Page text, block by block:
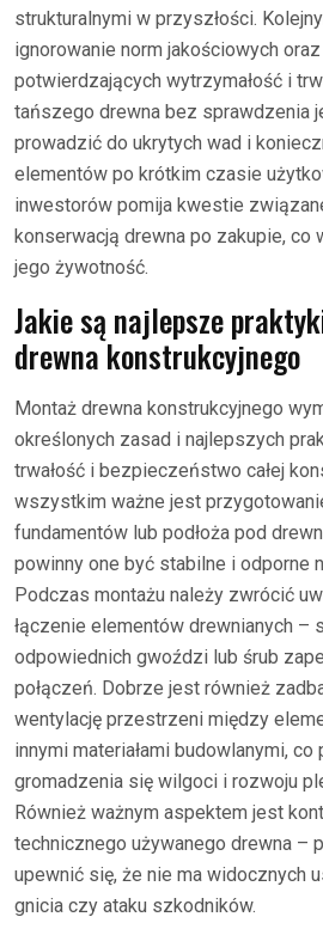
strukturalnymi w przyszłości.
ignorowanie norm jakościowych
potwierdzających wytrzymałość i
tańszego drewna bez sprawdzenia
prowadzić do ukrytych wad i
elementów po krótkim czasie
inwestorów pomija kwestie
konserwacją drewna po zakupie, co
jego żywotność.
Jakie są najlepsze
drewna konstrukcyjnego
Montaż drewna konstrukcyjnego
określonych zasad i najlepszych
trwałość i bezpieczeństwo całej
wszystkim ważne jest
fundamentów lub podłoża pod
powinny one być stabilne i odporne
Podczas montażu należy zwrócić
łączenie elementów drewnianych –
odpowiednich gwoździ lub śrub
połączeń. Dobrze jest również
wentylację przestrzeni między
innymi materiałami budowlanymi,
gromadzenia się wilgoci i rozwoju
Również ważnym aspektem jest
technicznego używanego drewna –
upewnić się, że nie ma widocznych
gnicia czy ataku szkodników.